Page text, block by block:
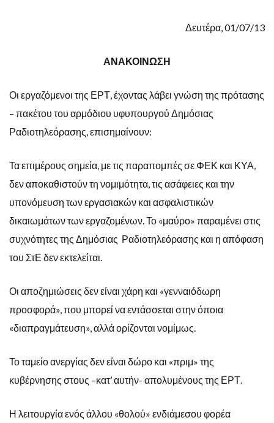
Δευτέρα, 01/07/13
ΑΝΑΚΟΙΝΩΣΗ
Οι εργαζόμενοι της ΕΡΤ, έχοντας λάβει γνώση της πρότασης
– πακέτου του αρμόδιου υφυπουργού Δημόσιας
Ραδιοτηλεόρασης, επισημαίνουν:
Τα επιμέρους σημεία, με τις παραπομπές σε ΦΕΚ και ΚΥΑ,
δεν αποκαθιστούν τη νομιμότητα, τις ασάφειες και την
υπονόμευση των εργασιακών και ασφαλιστικών
δικαιωμάτων των εργαζομένων. Το «μαύρο» παραμένει στις
συχνότητες της Δημόσιας Ραδιοτηλεόρασης και η απόφαση
του ΣτΕ δεν εκτελείται.
Οι αποζημιώσεις δεν είναι χάρη και «γενναιόδωρη
προσφορά», που μπορεί να εντάσσεται στην όποια
«διαπραγμάτευση», αλλά ορίζονται νομίμως.
Το ταμείο ανεργίας δεν είναι δώρο και «πριμ» της
κυβέρνησης στους –κατ’ αυτήν- απολυμένους της ΕΡΤ.
Η λειτουργία ενός άλλου «θολού» ενδιάμεσου φορέα